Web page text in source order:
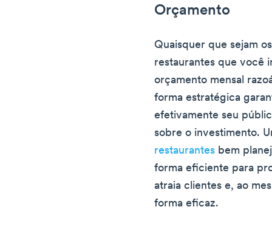
Orçamento
Quaisquer que sejam
restaurantes que você
orçamento mensal
forma estratégica
efetivamente seu
sobre o investimento.
restaurantes bem
forma eficiente para
atraia clientes e, ao
forma eficaz.